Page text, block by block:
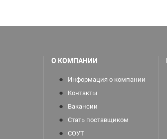
О КОМПАНИИ
Информация о компании
Контакты
Вакансии
Стать поставщиком
СОУТ